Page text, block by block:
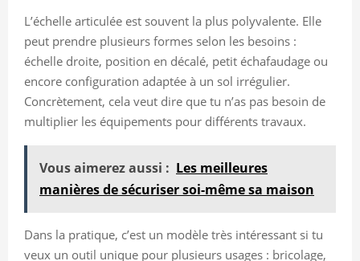
L’échelle articulée est souvent la plus polyvalente. Elle
peut prendre plusieurs formes selon les besoins :
échelle droite, position en décalé, petit échafaudage ou
encore configuration adaptée à un sol irrégulier.
Concrètement, cela veut dire que tu n’as pas besoin de
multiplier les équipements pour différents travaux.
Vous aimerez aussi : Les meilleures
manières de sécuriser soi-même sa maison
Dans la pratique, c’est un modèle très intéressant si tu
veux un outil unique pour plusieurs usages : bricolage,